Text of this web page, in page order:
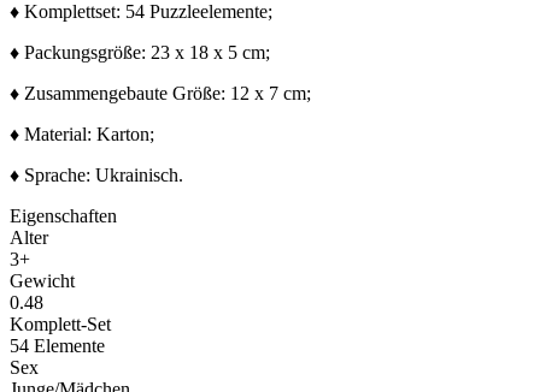
♦ Komplettset: 54 Puzzleelemente;
♦ Packungsgröße: 23 x 18 x 5 cm;
♦ Zusammengebaute Größe: 12 x 7 cm;
♦ Material: Karton;
♦ Sprache: Ukrainisch.
Eigenschaften
Alter
3+
Gewicht
0.48
Komplett-Set
54 Elemente
Sex